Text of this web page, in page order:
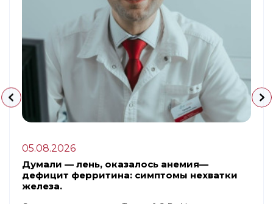
05.08.2026
Думали — лень, оказалось анемия—
дефицит ферритина: симптомы нехватки
железа.